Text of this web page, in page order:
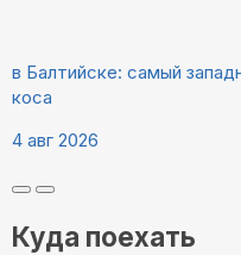
в Балтийске: самый
коса
4 авг 2026
Куда поехать